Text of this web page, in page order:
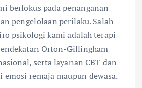
berfokus pada penanganan
pengelolaan perilaku. Salah
psikologi kami adalah terapi
Orton-Gillingham
serta layanan CBT dan
emosi remaja maupun dewasa.